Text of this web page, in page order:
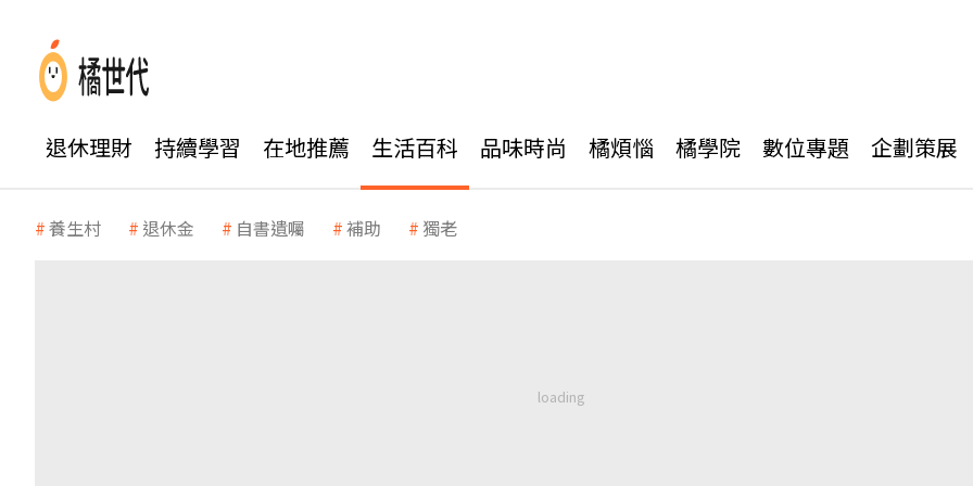
退休理財 持續學習 在地推薦 生活百科 品味時尚 橘煩惱 橘學院 數位專題 企劃策展
養生村 退休金 自書遺囑 補助 獨老